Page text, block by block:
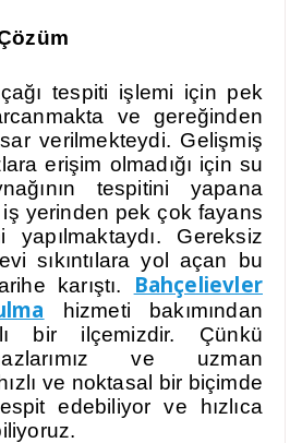
tespiti işlemi için pek
ve gereğinden
verilmekteydi. Gelişmiş
erişim olmadığı için su
tespitini yapana
yerinden pek çok fayans
yapılmaktaydı. Gereksiz
sıkıntılara yol açan bu
karıştı.
Bahçelievler
hizmeti bakımından
bir ilçemizdir. Çünkü
ve uzman
ve noktasal bir biçimde
edebiliyor ve hızlıca